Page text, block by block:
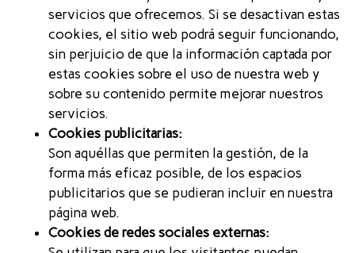
servicios que ofrecemos. Si se desactivan estas
cookies, el sitio web podrá seguir funcionando,
sin perjuicio de que la información captada por
estas cookies sobre el uso de nuestra web y
sobre su contenido permite mejorar nuestros
servicios.
Cookies publicitarias:
Son aquéllas que permiten la gestión, de la
forma más eficaz posible, de los espacios
publicitarios que se pudieran incluir en nuestra
página web.
Cookies de redes sociales externas: